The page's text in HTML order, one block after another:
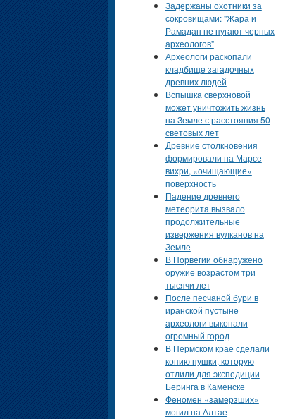
Задержаны охотники за
сокровищами: "Жара и
Рамадан не пугают черных
археологов"
Археологи раскопали
кладбище загадочных
древних людей
Вспышка сверхновой
может уничтожить жизнь
на Земле с расстояния 50
световых лет
Древние столкновения
формировали на Марсе
вихри, «очищающие»
поверхность
Падение древнего
метеорита вызвало
продолжительные
извержения вулканов на
Земле
В Норвегии обнаружено
оружие возрастом три
тысячи лет
После песчаной бури в
иранской пустыне
археологи выкопали
огромный город
В Пермском крае сделали
копию пушки, которую
отлили для экспедиции
Беринга в Каменске
Феномен «замерзших»
могил на Алтае